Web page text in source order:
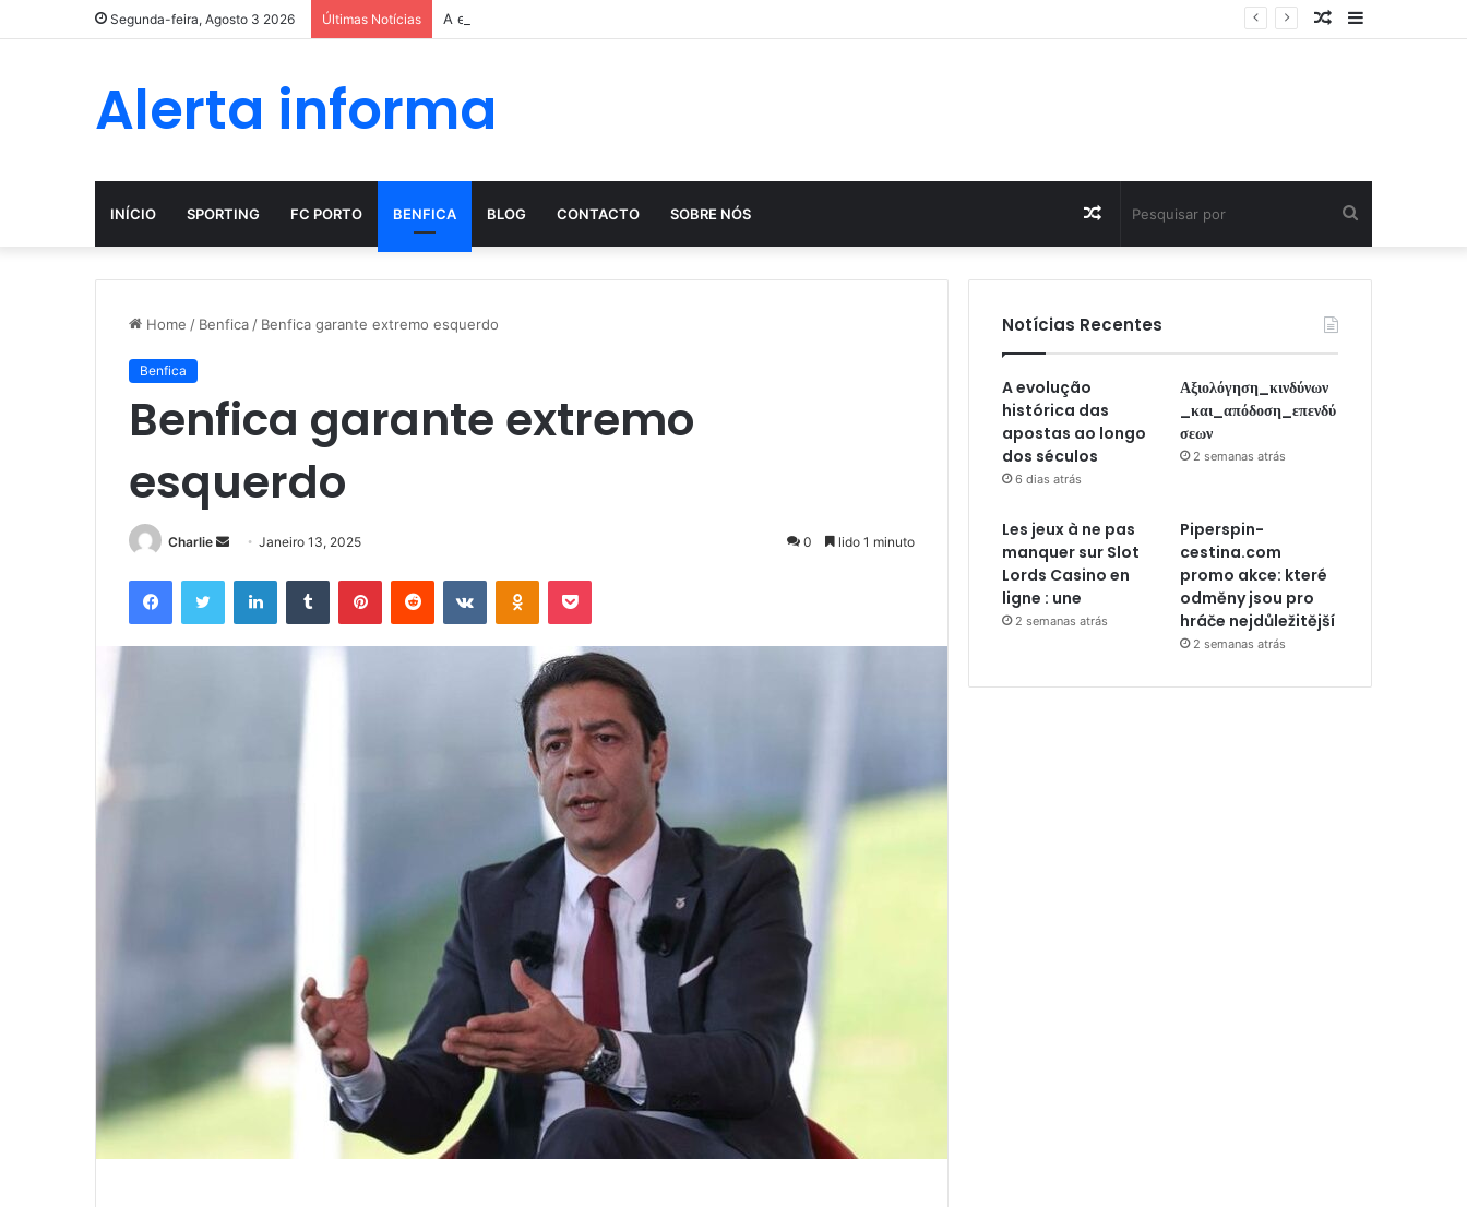
Segunda-feira, Agosto 3 2026 Últimas Notícias A evolução histórica das apostas ao longo dos séculos Sidebar
Artigo
Alerta informa
INÍCIO SPORTING FC PORTO BENFICA BLOG CONTACTO SOBRE NÓS
por
Artigo
Aleatório
Home / Benfica / Benfica garante extremo esquerdo
Benfica
Benfica garante extremo
esquerdo
Charlie
Send
email
Janeiro 13, 2025 0 lido 1 minuto
FacebookTwitter LinkedInTumblr PinterestReddit VKontakteOdnoklassniki
Pocket
Notícias Recentes
A evolução
histórica das
apostas ao longo
dos séculos
6 dias atrás
Αξιολόγηση_κινδύνων
_και_απόδοση_επενδύ
σεων
2 semanas atrás
Les jeux à ne pas
manquer sur Slot
Lords Casino en
ligne : une
2 semanas atrás
Piperspin-
cestina.com
promo akce: které
odměny jsou pro
hráče nejdůležitější
2 semanas atrás